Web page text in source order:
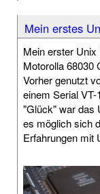
Mein erstes
Mein erster
Motorolla 68030
Vorher genutzt
einem Serial
"Glück" war das
es möglich sich
Erfahrungen mit